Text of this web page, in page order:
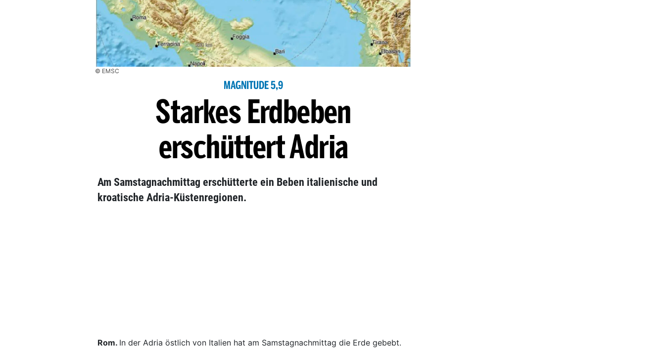
© EMSC
MAGNITUDE 5,9
Starkes Erdbeben
erschüttert Adria
Am Samstagnachmittag erschütterte ein Beben italienische und
kroatische Adria-Küstenregionen.
Rom. In der Adria östlich von Italien hat am Samstagnachmittag die Erde gebebt.